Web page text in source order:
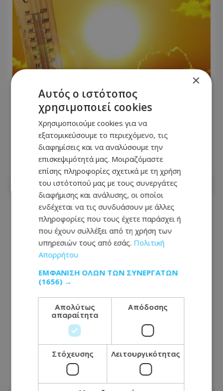
Καύσωνας διαρκείας στην Κύπρο –
Μέχρι την Τετάρτη οι υψηλές
θερμοκρασίες - Πού θα φτάσει ο
υδράργυρος
08.08.2026 - 15:03
Αγνώριστη η Λεωφόρος Τσερίου:
Τέλος η ταλαιπωρία σε μεγάλο τμήμα
της - Οι εικόνες που ανέβασε πολίτης
08.08.2026 - 14:30
×
Αυτός ο ιστότοπος
χρησιμοποιεί cookies
Χρησιμοποιούμε cookies για να
εξατομικεύσουμε το περιεχόμενο, τις
διαφημίσεις και να αναλύσουμε την
επισκεψιμότητά μας. Μοιραζόμαστε
επίσης πληροφορίες σχετικά με τη χρήση
του ιστότοπού μας με τους συνεργάτες
διαφήμισης και ανάλυσης, οι οποίοι
ενδέχεται να τις συνδυάσουν με άλλες
πληροφορίες που τους έχετε παράσχει ή
που έχουν συλλέξει από τη χρήση των
υπηρεσιών τους από εσάς. Πολιτική
Απορρήτου
ΕΜΦΆΝΙΣΗ ΌΛΩΝ ΤΩΝ ΣΥΝΕΡΓΑΤΏΝ
(1656) →
Απολύτως
απαραίτητα
Απόδοσης
Στόχευσης Λειτουργικότητας